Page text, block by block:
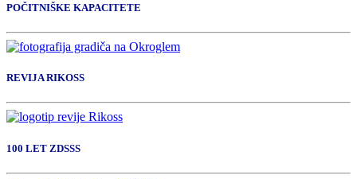
POČITNIŠKE KAPACITETE
REVIJA RIKOSS
100 LET ZDSSS